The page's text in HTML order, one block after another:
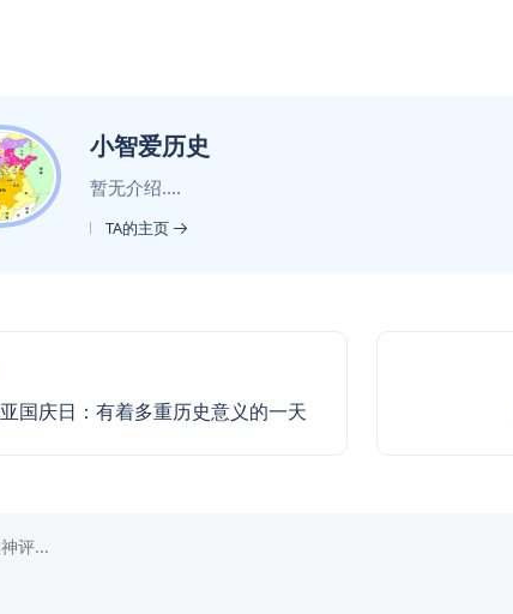
小智爱历史
暂无介绍....
TA的主页
国庆日：有着多重历史意义的一天